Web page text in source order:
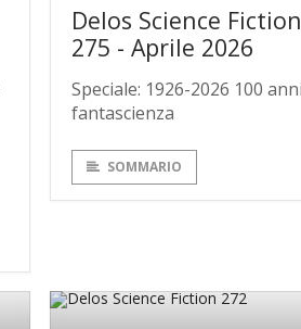
Delos Science Fiction
275 - Aprile 2026
Speciale: 1926-2026 100
fantascienza
SOMMARIO